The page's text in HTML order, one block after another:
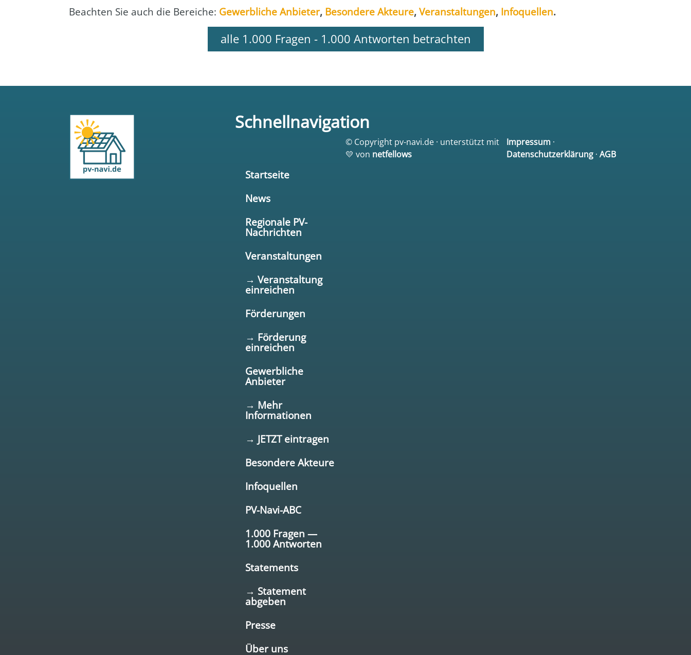
Beach­ten Sie auch die Berei­che: Gewerb­li­che Anbie­ter, Beson­de­re Akteu­re,Ver­an­stal­tun­gen, Info­quel­len.
alle 1.000 Fragen - 1.000 Antworten betrachten
Schnellnavigation
Startseite
News
Regionale PV-
Nachrichten
Veranstaltungen
→ Veranstaltung
einreichen
Förderungen
→ Förderung
einreichen
Gewerbliche
Anbieter
→ Mehr
Informationen
→ JETZT eintragen
Besondere Akteure
Infoquellen
PV-Navi-ABC
1.000 Fragen —
1.000 Antworten
Statements
→ Statement
abgeben
Presse
Über uns
© Copyright pv-navi.de · unterstützt mit
💛 von netfellows
Impressum·
Datenschutzerklärung· AGB